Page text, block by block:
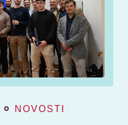
NOVOSTI